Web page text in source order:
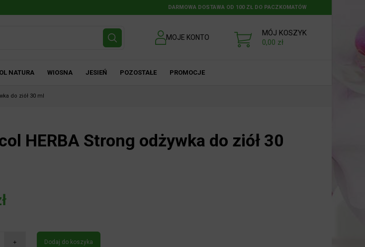
DARMOWA DOSTAWA OD 100 ZŁ DO PACZKOMATÓW
MOJE KONTO
MÓJ KOSZYK
0,00 zł
NATURA WIOSNA JESIEŃ POZOSTAŁE PROMOCJE
do ziół 30 ml
HERBA Strong odżywka do ziół 30
Dodaj do koszyka